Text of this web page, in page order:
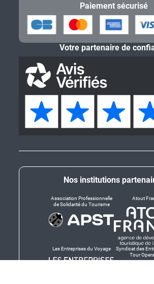
Nos institutions
Association Professionnelle
de Solidarité du Tourisme
Atout
Les Entreprises du Voyage
Syndicat des
Tour
Paiement sécurisé
Votre partenaire de